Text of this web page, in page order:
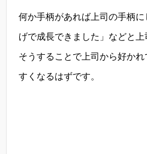
何か手柄があれば上司の手柄
げで成長できました」などと上
そうすることで上司から好か
すくなるはずです。